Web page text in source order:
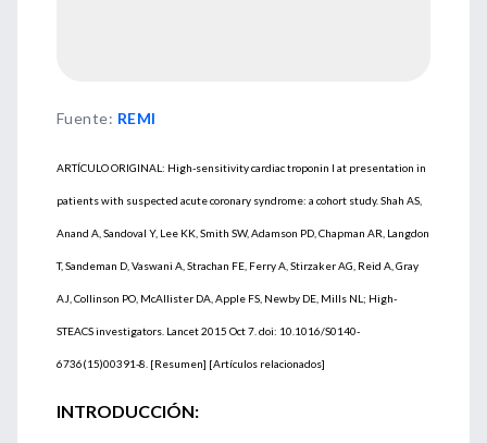
Fuente: REMI
ARTÍCULO ORIGINAL: High-sensitivity cardiac troponin I at presentation in
patients with suspected acute coronary syndrome: a cohort study. Shah AS,
Anand A, Sandoval Y, Lee KK, Smith SW, Adamson PD, Chapman AR, Langdon
T, Sandeman D, Vaswani A, Strachan FE, Ferry A, Stirzaker AG, Reid A, Gray
AJ, Collinson PO, McAllister DA, Apple FS, Newby DE, Mills NL; High-
STEACS investigators. Lancet 2015 Oct 7. doi: 10.1016/S0140-
6736(15)00391-8. [Resumen] [Artículos relacionados]
INTRODUCCIÓN: